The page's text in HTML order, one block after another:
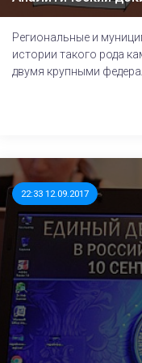
Региональные и
истории такого рода
двумя крупными
22:33 12.09.2017